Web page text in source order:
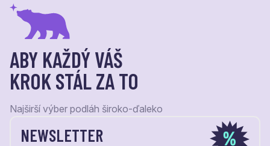
ABY KAŽDÝ VÁŠ
KROK STÁL ZA TO
Najširší výber podláh široko-ďaleko
NEWSLETTER